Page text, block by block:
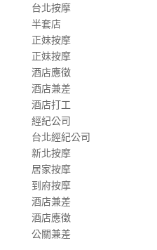
台北按摩
半套店
正妹按摩
正妹按摩
酒店應徵
酒店兼差
酒店打工
經紀公司
台北經紀公司
新北按摩
居家按摩
到府按摩
酒店兼差
酒店應徵
公關兼差